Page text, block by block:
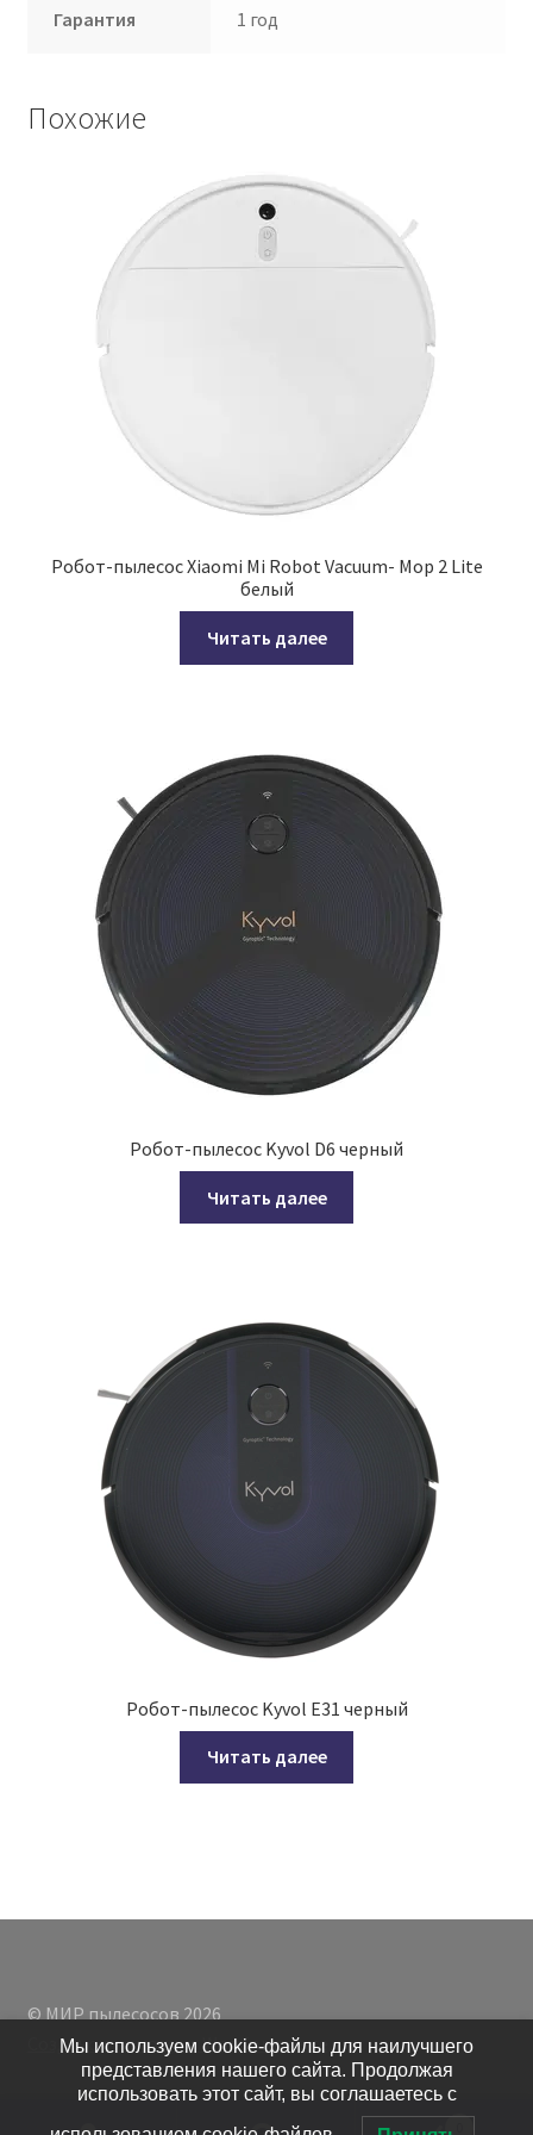
Гарантия 1 год
Похожие
Робот-пылесос Xiaomi Mi Robot Vacuum- Mop 2 Lite
белый
Читать далее
Робот-пылесос Kyvol D6 черный
Читать далее
Робот-пылесос Kyvol E31 черный
Читать далее
© МИР пылесосов 2026
Создано с помощью WooCommerce
Мы используем cookie-файлы для наилучшего
представления нашего сайта. Продолжая
использовать этот сайт, вы соглашаетесь с